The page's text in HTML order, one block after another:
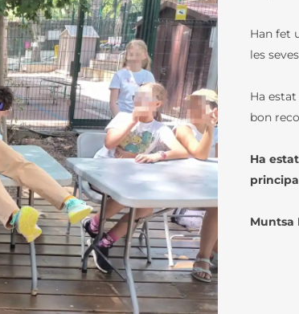
LFB
LES PARCOURS LINGUISTIQUES
ÉTUDES ESPAGNOLES ET
CATALANES AU LFB
FOURNITURES COLLÈGE
LE LYCÉE
LES PARCOURS LINGUISTIQUES
ÉTUDES ESPAGNOLES ET
CATALANES AU LFB
LE BAC FRANÇAIS INTERNATIONAL
FOURNITURES LYCÉE
LES NEWSLETTERS
MÉDIATHÈQUE / BCD /
LES ARTS-PLASTIQUES
LE THÉÂTRE
LES CLASSES À
MARITIMES
LA WEBRADIO DU LFB
LANGUES ET CULTURES
L’ANTIQUITÉ LATIN –
LA MUSIQUE AU LFB
Han fet
les
Ha
bon
Ha
Muntsa